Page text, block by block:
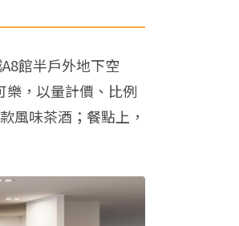
館半戶外地下空
，以量計價、比例
風味茶酒；餐點上，